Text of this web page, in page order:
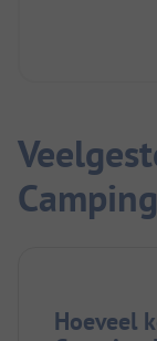
Zwembad
keuze in
Hoeveel